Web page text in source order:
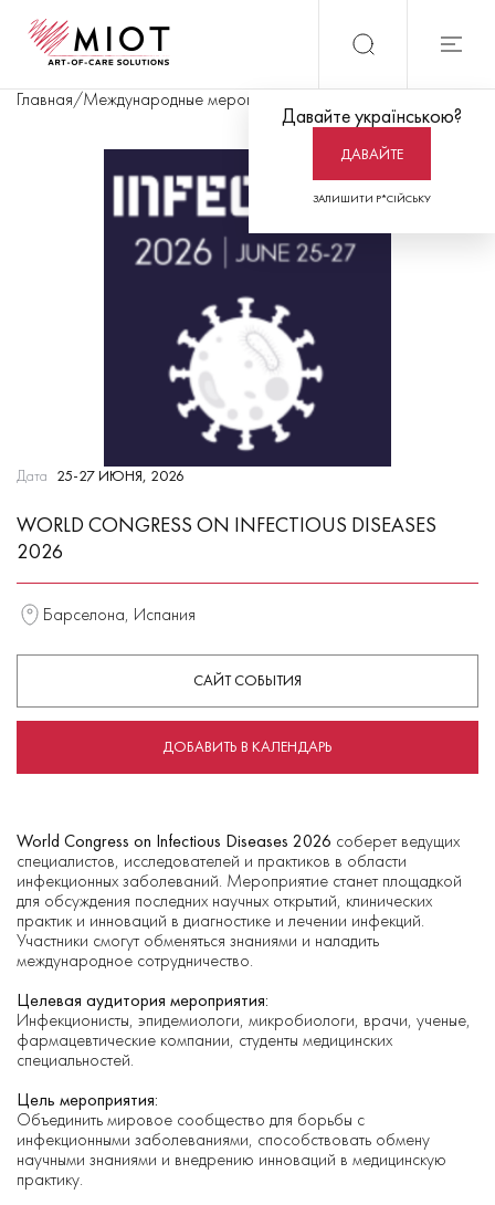
Давайте українською?
ДАВАЙТЕ
ЗАЛИШИТИ Р*СІЙСЬКУ
Главная/Международные мероприятия
Дата 25-27 ИЮНЯ, 2026
WORLD CONGRESS ON INFECTIOUS DISEASES
2026
Барселона, Испания
САЙТ СОБЫТИЯ
ДОБАВИТЬ В КАЛЕНДАРЬ
World Congress on Infectious Diseases 2026 соберет ведущих
специалистов, исследователей и практиков в области
инфекционных заболеваний. Мероприятие станет площадкой
для обсуждения последних научных открытий, клинических
практик и инноваций в диагностике и лечении инфекций.
Участники смогут обменяться знаниями и наладить
международное сотрудничество.
Целевая аудитория мероприятия:
Инфекционисты, эпидемиологи, микробиологи, врачи, ученые,
фармацевтические компании, студенты медицинских
специальностей.
Цель мероприятия:
Объединить мировое сообщество для борьбы с
инфекционными заболеваниями, способствовать обмену
научными знаниями и внедрению инноваций в медицинскую
практику.